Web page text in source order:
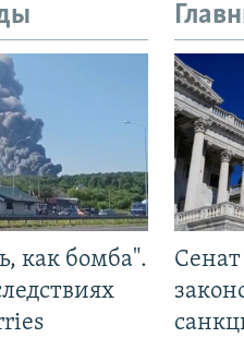
как бомба".